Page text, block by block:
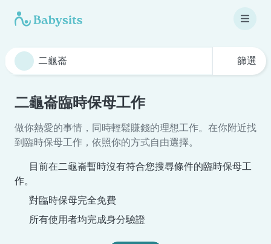
篩選
二龜崙臨時保母工作
做你熱愛的事情，同時輕鬆賺錢的理想工作。在你附近找
到臨時保母工作，依照你的方式自由選擇。
目前在二龜崙暫時沒有符合您搜尋條件的臨時保母工
作。
對臨時保母完全免費
所有使用者均完成身分驗證